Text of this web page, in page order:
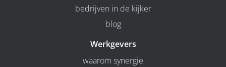
bedrijven in de kijker
blog
Werkgevers
waarom synergie